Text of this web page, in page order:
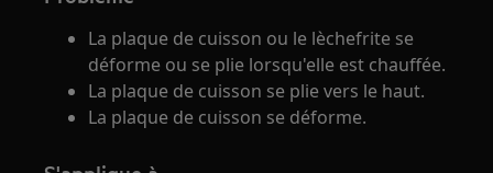
La plaque de cuisson ou le lèchefrite se
déforme ou se plie lorsqu'elle est chauffée.
La plaque de cuisson se plie vers le haut.
La plaque de cuisson se déforme.